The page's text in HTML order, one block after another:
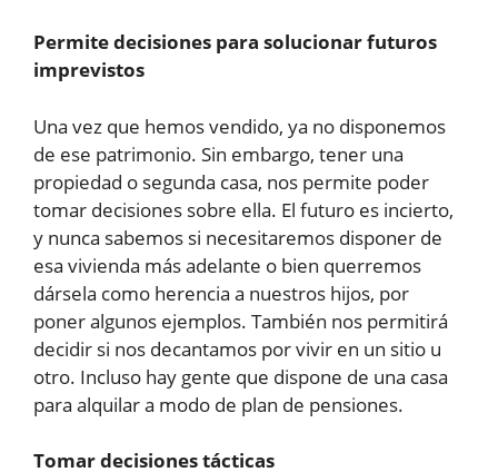
Permite decisiones para solucionar futuros
imprevistos
Una vez que hemos vendido, ya no disponemos
de ese patrimonio. Sin embargo, tener una
propiedad o segunda casa, nos permite poder
tomar decisiones sobre ella. El futuro es incierto,
y nunca sabemos si necesitaremos disponer de
esa vivienda más adelante o bien querremos
dársela como herencia a nuestros hijos, por
poner algunos ejemplos. También nos permitirá
decidir si nos decantamos por vivir en un sitio u
otro. Incluso hay gente que dispone de una casa
para alquilar a modo de plan de pensiones.
Tomar decisiones tácticas